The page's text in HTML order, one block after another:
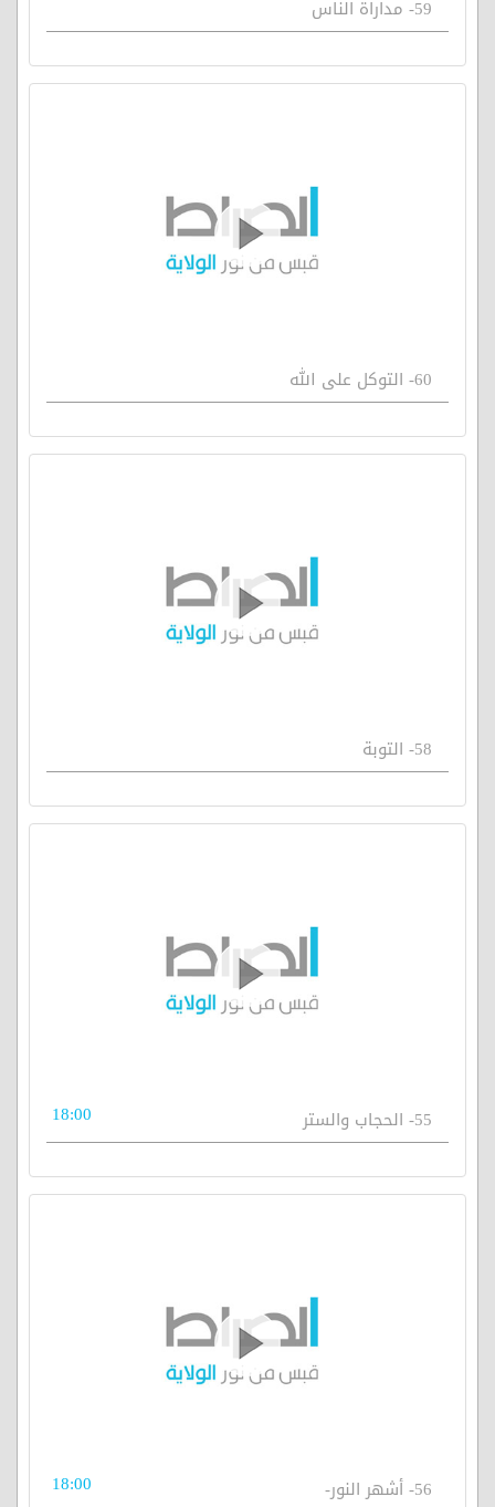
59- مداراة الناس
60- التوكل على الله
58- التوبة
55- الحجاب والستر 18:00
56- أشهر النور- 18:00